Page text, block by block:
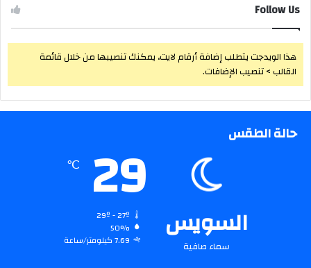
Follow Us
هذا الويدجت يتطلب إضافة أرقام لايت، يمكنك تنصيبها من خلال قائمة
القالب > تنصيب الإضافات.
حالة الطقس
السويس
سماء صافية
29
℃
50%
7.69 كيلومتر/ساعة